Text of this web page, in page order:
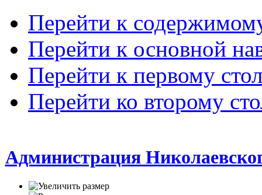
Перейти к
Перейти к основной
Перейти к первому
Перейти ко второму
Администрация